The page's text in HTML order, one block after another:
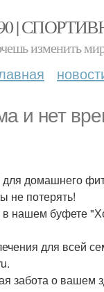
90 |
изменить
и нет
домашнего
не потерять!
нашем буфете
для всей
забота о вашем